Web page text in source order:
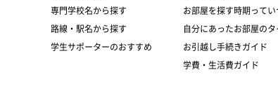
専門学校名から探す
路線・駅名から探す
学生サポーターのおすすめ
お部屋を探す時期ってい
自分にあったお部屋のタ
お引越し手続きガイド
学費・生活費ガイド